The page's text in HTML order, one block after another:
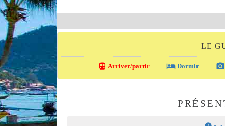
LE
directions_transit Arriver/partir local_hotel Dormir photo_camera